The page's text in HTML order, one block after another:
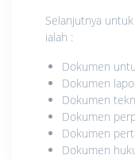
Selanjutnya
ialah :
Dokumen
Dokumen
Dokumen
Dokumen
Dokumen
Dokumen